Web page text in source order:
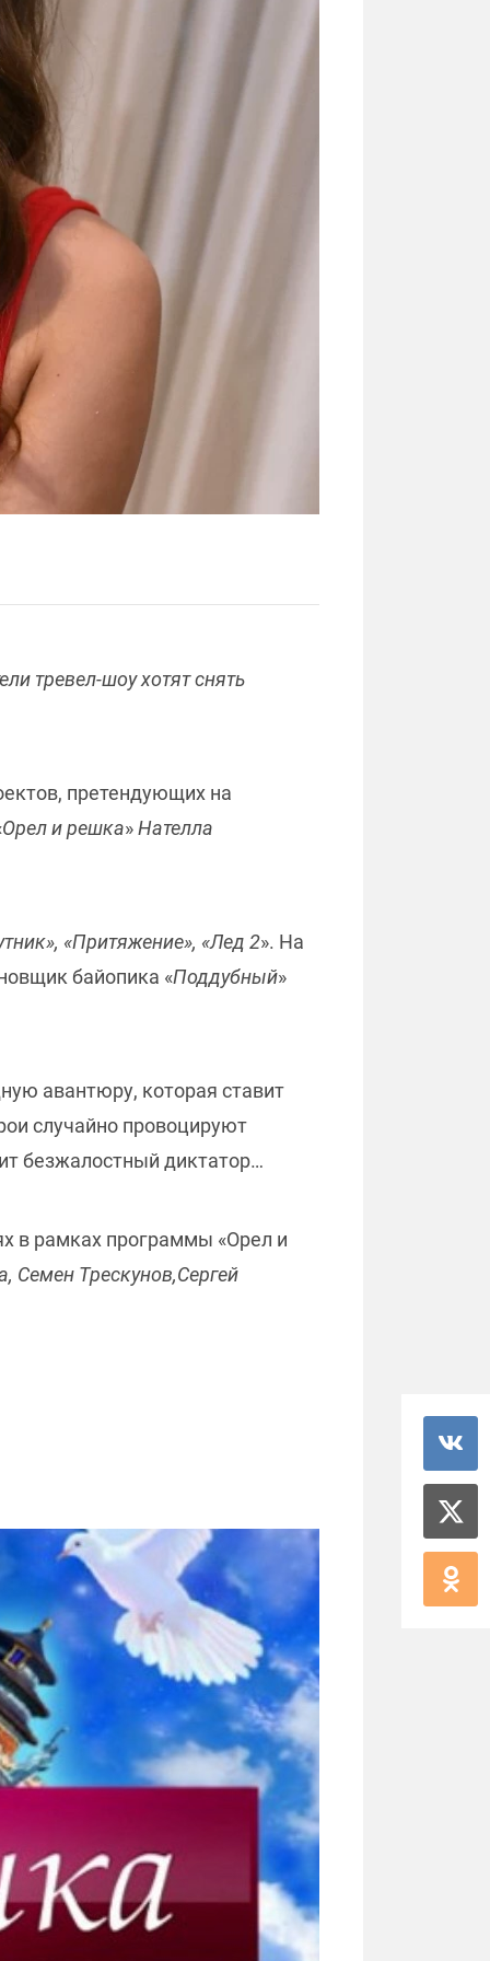
тревел-шоу хотят снять
претендующих на
Орел и решка»Нателла
«Притяжение», «Лед 2». На
байопика «Поддубный»
авантюру, которая ставит
случайно провоцируют
безжалостный диктатор…
в рамках программы «Орел и
Семен Трескунов,Сергей